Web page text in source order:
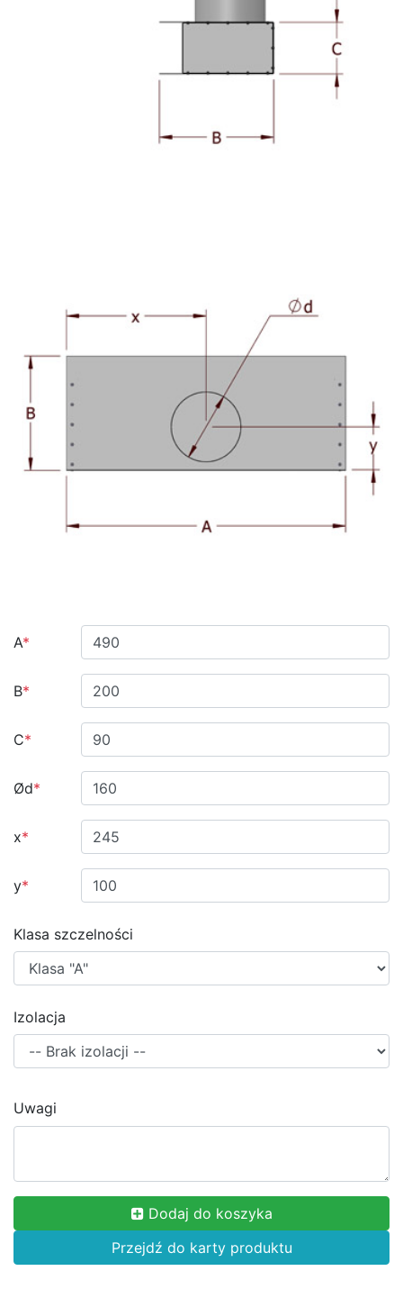
A*
B*
C*
Ød*
x*
y*
Klasa szczelności
Izolacja
Uwagi
Dodaj do koszyka
Przejdź do karty produktu